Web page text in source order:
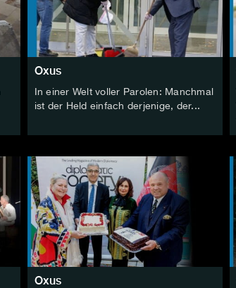
Oxus
In einer Welt voller Parolen: Manchmal
ist der Held einfach derjenige, der...
Oxus